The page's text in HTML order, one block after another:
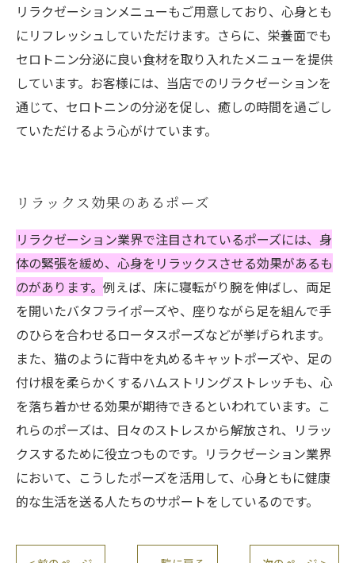
リラクゼーションメニューもご用意しており、心身とも
にリフレッシュしていただけます。さらに、栄養面でも
セロトニン分泌に良い食材を取り入れたメニューを提供
しています。お客様には、当店でのリラクゼーションを
通じて、セロトニンの分泌を促し、癒しの時間を過ごし
ていただけるよう心がけています。
リラックス効果のあるポーズ
リラクゼーション業界で注目されているポーズには、身
体の緊張を緩め、心身をリラックスさせる効果があるも
のがあります。 例えば、床に寝転がり腕を伸ばし、両足
を開いたバタフライポーズや、座りながら足を組んで手
のひらを合わせるロータスポーズなどが挙げられます。
また、猫のように背中を丸めるキャットポーズや、足の
付け根を柔らかくするハムストリングストレッチも、心
を落ち着かせる効果が期待できるといわれています。こ
れらのポーズは、日々のストレスから解放され、リラッ
クスするために役立つものです。リラクゼーション業界
において、こうしたポーズを活用して、心身ともに健康
的な生活を送る人たちのサポートをしているのです。